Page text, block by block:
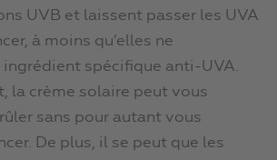
UVB et laissent passer les UVA
à moins qu’elles ne
ingrédient spécifique anti-UVA.
la crème solaire peut vous
sans pour autant vous
De plus, il se peut que les